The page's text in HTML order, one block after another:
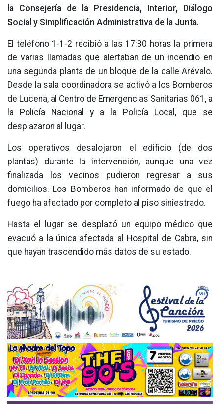
la Consejería de la Presidencia, Interior, Diálogo
Social y Simplificación Administrativa de la Junta.
El teléfono 1-1-2 recibió a las 17:30 horas la primera
de varias llamadas que alertaban de un incendio en
una segunda planta de un bloque de la calle Arévalo.
Desde la sala coordinadora se activó a los Bomberos
de Lucena, al Centro de Emergencias Sanitarias 061, a
la Policía Nacional y a la Policía Local, que se
desplazaron al lugar.
Los operativos desalojaron el edificio (de dos
plantas) durante la intervención, aunque una vez
finalizada los vecinos pudieron regresar a sus
domicilios. Los Bomberos han informado de que el
fuego ha afectado por completo al piso siniestrado.
Hasta el lugar se desplazó un equipo médico que
evacuó a la única afectada al Hospital de Cabra, sin
que hayan trascendido más datos de su estado.